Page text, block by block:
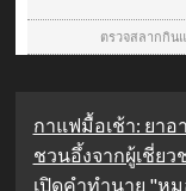
กาแฟมื้อเช้า: ยา
ชวนอึ้งจากผู้เชี่ย
เปิดคำทำนาย "ห